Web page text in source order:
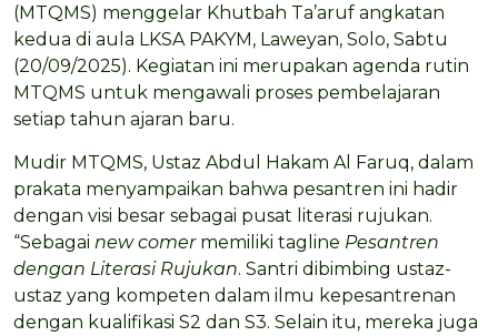
(MTQMS) menggelar Khutbah Ta’aruf angkatan
kedua di aula LKSA PAKYM, Laweyan, Solo, Sabtu
(20/09/2025). Kegiatan ini merupakan agenda rutin
MTQMS untuk mengawali proses pembelajaran
setiap tahun ajaran baru.
Mudir MTQMS, Ustaz Abdul Hakam Al Faruq, dalam
prakata menyampaikan bahwa pesantren ini hadir
dengan visi besar sebagai pusat literasi rujukan.
“Sebagai new comermemiliki tagline Pesantren
dengan Literasi Rujukan. Santri dibimbing ustaz-
ustaz yang kompeten dalam ilmu kepesantrenan
dengan kualifikasi S2 dan S3. Selain itu, mereka juga